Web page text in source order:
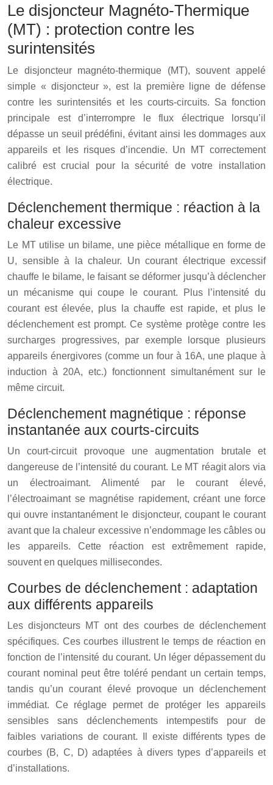
Le disjoncteur Magnéto-Thermique
(MT) : protection contre les
surintensités
Le disjoncteur magnéto-thermique (MT), souvent appelé
simple « disjoncteur », est la première ligne de défense
contre les surintensités et les courts-circuits. Sa fonction
principale est d’interrompre le flux électrique lorsqu’il
dépasse un seuil prédéfini, évitant ainsi les dommages aux
appareils et les risques d’incendie. Un MT correctement
calibré est crucial pour la sécurité de votre installation
électrique.
Déclenchement thermique : réaction à la
chaleur excessive
Le MT utilise un bilame, une pièce métallique en forme de
U, sensible à la chaleur. Un courant électrique excessif
chauffe le bilame, le faisant se déformer jusqu’à déclencher
un mécanisme qui coupe le courant. Plus l’intensité du
courant est élevée, plus la chauffe est rapide, et plus le
déclenchement est prompt. Ce système protège contre les
surcharges progressives, par exemple lorsque plusieurs
appareils énergivores (comme un four à 16A, une plaque à
induction à 20A, etc.) fonctionnent simultanément sur le
même circuit.
Déclenchement magnétique : réponse
instantanée aux courts-circuits
Un court-circuit provoque une augmentation brutale et
dangereuse de l’intensité du courant. Le MT réagit alors via
un électroaimant. Alimenté par le courant élevé,
l’électroaimant se magnétise rapidement, créant une force
qui ouvre instantanément le disjoncteur, coupant le courant
avant que la chaleur excessive n’endommage les câbles ou
les appareils. Cette réaction est extrêmement rapide,
souvent en quelques millisecondes.
Courbes de déclenchement : adaptation
aux différents appareils
Les disjoncteurs MT ont des courbes de déclenchement
spécifiques. Ces courbes illustrent le temps de réaction en
fonction de l’intensité du courant. Un léger dépassement du
courant nominal peut être toléré pendant un certain temps,
tandis qu’un courant élevé provoque un déclenchement
immédiat. Ce réglage permet de protéger les appareils
sensibles sans déclenchements intempestifs pour de
faibles variations de courant. Il existe différents types de
courbes (B, C, D) adaptées à divers types d’appareils et
d’installations.